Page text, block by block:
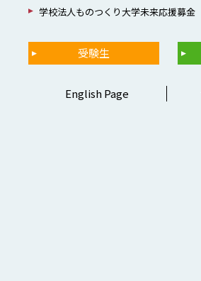
学校法人ものつくり大学未来応援募金
受験生
English Page